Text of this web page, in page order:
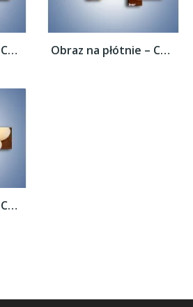
Obraz na płótnie – Cynamonowe szaleństwa... Obraz na płótnie – Cynamonowe szaleństwa...
Obraz na płótnie – Cynamonowe szaleństwa...